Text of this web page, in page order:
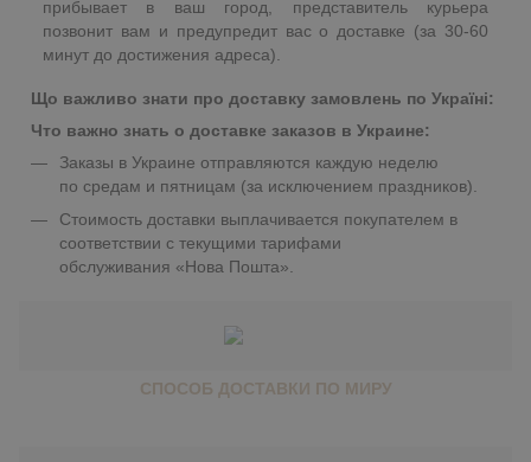
прибывает в ваш город, представитель курьера
позвонит вам и предупредит вас о доставке (за 30-60
минут до достижения адреса).
Що важливо знати про доставку замовлень по Україні:
Что важно знать о доставке заказов в Украине:
Заказы в Украине отправляются каждую неделю
по средам и пятницам (за исключением праздников).
Стоимость доставки выплачивается покупателем в
соответствии с текущими тарифами
обслуживания «Нова Пошта».
СПОСОБ ДОСТАВКИ ПО МИРУ